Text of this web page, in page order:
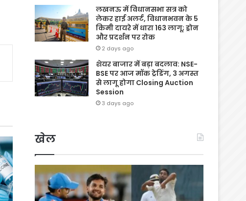
लखनऊ में विधानसभा सत्र को
लेकर हाई अलर्ट, विधानभवन के 5
किमी दायरे में धारा 163 लागू; ड्रोन
और प्रदर्शन पर रोक
2 days ago
शेयर बाजार में बड़ा बदलाव: NSE-
BSE पर आज मॉक ट्रेडिंग, 3 अगस्त
से लागू होगा Closing Auction
Session
3 days ago
खेल